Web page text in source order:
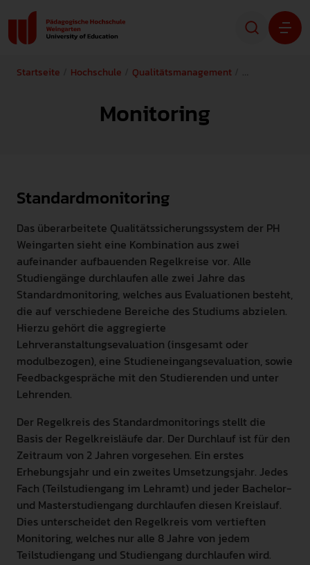
Hochschule
STUDIENINTERESSIERTE
STUDIERENDE
INTERNATIONAL
PRESSE
GEBÄRDENSPRACHE
LEICHTE SPRACHE
Startseite Hochschule Qualitätsmanagement Kernprozesse
Monitoring
Standardmonitoring
Das überarbeitete Qualitätssicherungssystem der PH
Weingarten sieht eine Kombination aus zwei
aufeinander aufbauenden Regelkreise vor. Alle
Studiengänge durchlaufen alle zwei Jahre das
Standardmonitoring, welches aus Evaluationen besteht,
die auf verschiedene Bereiche des Studiums abzielen.
Hierzu gehört die aggregierte
Lehrveranstaltungsevaluation (insgesamt oder
modulbezogen), eine Studieneingangsevaluation, sowie
Feedbackgespräche mit den Studierenden und unter
Lehrenden.
Der Regelkreis des Standardmonitorings stellt die
Basis der Regelkreisläufe dar. Der Durchlauf ist für den
Zeitraum von 2 Jahren vorgesehen. Ein erstes
Erhebungsjahr und ein zweites Umsetzungsjahr. Jedes
Fach (Teilstudiengang im Lehramt) und jeder Bachelor-
und Masterstudiengang durchlaufen diesen Kreislauf.
Dies unterscheidet den Regelkreis vom vertieften
Monitoring, welches nur alle 8 Jahre von jedem
Teilstudiengang und Studiengang durchlaufen wird.